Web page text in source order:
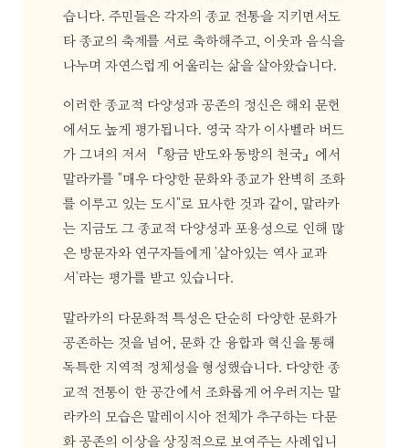
습니다. 주민들은 각자의 종교 전통을 지키면서도
타 종교의 축제를 서로 축하해주고, 이웃과 음식을
나누며 자연스럽게 어울리는 삶을 살아왔습니다.
이러한 종교적 다양성과 공존의 정신은 해외 문헌
에서도 높게 평가됩니다. 영국 작가 이사벨라 버드
가 그녀의 저서 『황금 반도와 동방의 천국』에서
말라카를 "매우 다양한 문화와 종교가 완벽히 조화
를 이루고 있는 도시"로 묘사한 것과 같이, 말라카
는 지금도 그 종교적 다양성과 포용성으로 인해 많
은 방문자와 연구자들에게 '살아있는 역사 교과
서'라는 평가를 받고 있습니다.
말라카의 다문화적 특성은 단순히 다양한 문화가
공존하는 것을 넘어, 문화 간 융합과 혁신을 통해
독특한 지역적 정체성을 형성했습니다. 다양한 종
교적 전통이 한 공간에서 조화롭게 어우러지는 말
라카의 모습은 말레이시아 전체가 추구하는 다문
화 공존의 이상을 상징적으로 보여주는 사례입니